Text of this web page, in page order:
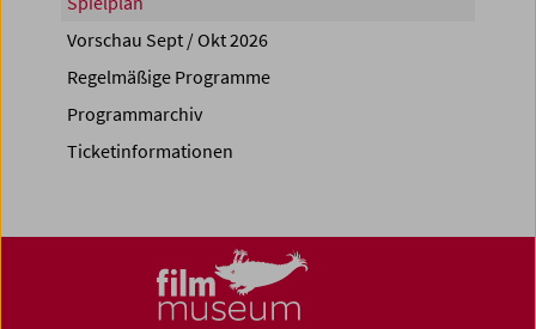
Vorschau Sept / Okt 2026
Regelmäßige Programme
Programmarchiv
Ticketinformationen